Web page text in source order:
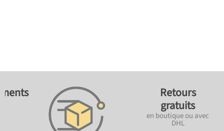
Retours
gratuits
en boutique ou avec
DHL